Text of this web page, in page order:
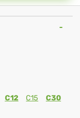
C12 C15
C30